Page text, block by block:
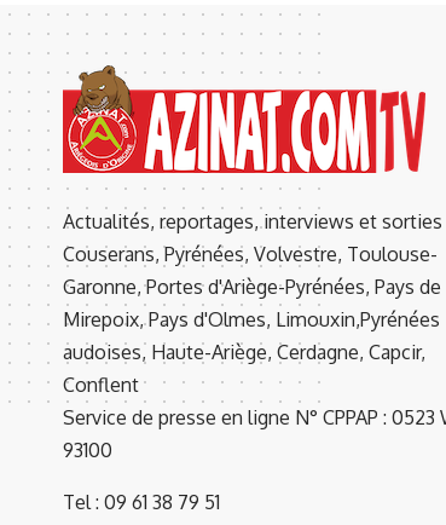
Actualités, reportages, interviews et sorties
Couserans, Pyrénées, Volvestre, Toulouse-
Garonne, Portes d'Ariège-Pyrénées, Pays de
Mirepoix, Pays d'Olmes, Limouxin,Pyrénées
audoises, Haute-Ariège, Cerdagne, Capcir,
Conflent
Service de presse en ligne N° CPPAP : 0523
93100
Tel : 09 61 38 79 51